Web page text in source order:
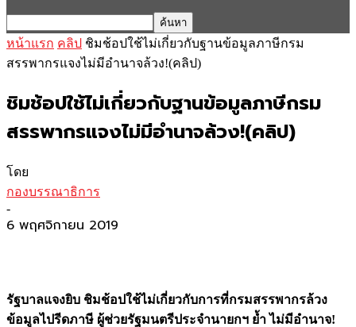
หน้าแรก คลิป ชิมช้อปใช้ไม่เกี่ยวกับฐานข้อมูลภาษีกรม
สรรพากรแจงไม่มีอำนาจล้วง!(คลิป)
ชิมช้อปใช้ไม่เกี่ยวกับฐานข้อมูลภาษีกรม
สรรพากรแจงไม่มีอำนาจล้วง!(คลิป)
โดย
กองบรรณาธิการ
-
6 พฤศจิกายน 2019
รัฐบาลแจงยิบ ชิมช้อปใช้ไม่เกี่ยวกับการที่กรมสรรพากรล้วง
ข้อมูลไปรีดภาษี ผู้ช่วยรัฐมนตรีประจำนายกฯ ย้ำ ไม่มีอำนาจ!